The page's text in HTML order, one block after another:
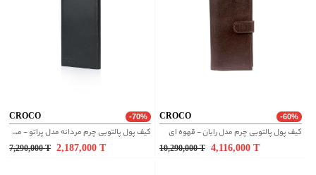
CROCO -70%
کیف پول پالتویی چرم مردانه مدل پراتو - مشکی لیزارد
7,290,000 T 2,187,000
CROCO -60%
کیف پول پالتویی چرم مدل رایان - قهوه ای
10,290,000 T 4,116,000